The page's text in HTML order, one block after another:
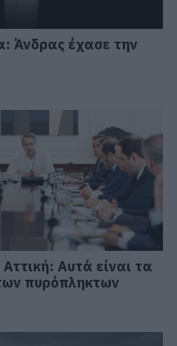
Άνδρας έχασε την
Αυτά είναι τα
πυρόπληκτων